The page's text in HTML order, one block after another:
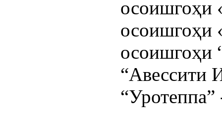
осоишгоҳи
осоишгоҳи
осоишгоҳи
“Авессити